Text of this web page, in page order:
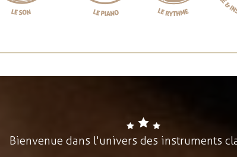
Bienvenue dans l'univers des instruments